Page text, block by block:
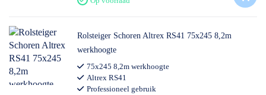
Rolsteiger Schoren Altrex RS41 75x245 8,2m
werkhoogte
75x245 8,2m werkhoogte
Altrex RS41
Professioneel gebruik